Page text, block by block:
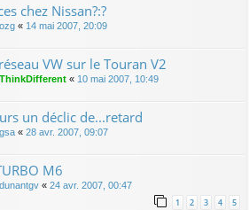
chez Nissan?:?
ozg « 14 mai 2007, 20:09
VW sur le Touran V2
ThinkDifferent « 10 mai 2007, 10:49
un déclic de...retard
gsa « 28 avr. 2007, 09:07
M6
dunantgv « 24 avr. 2007, 00:47
1 2 3 4 5